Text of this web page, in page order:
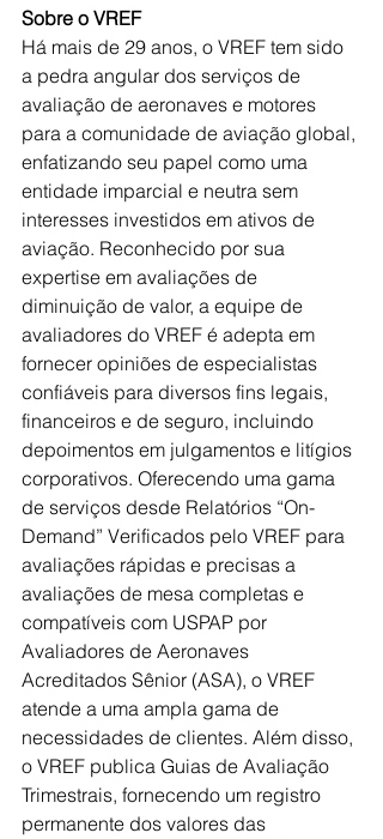
Sobre o VREF
Há mais de 29 anos, o VREF tem sido
a pedra angular dos serviços de
avaliação de aeronaves e motores
para a comunidade de aviação global,
enfatizando seu papel como uma
entidade imparcial e neutra sem
interesses investidos em ativos de
aviação. Reconhecido por sua
expertise em avaliações de
diminuição de valor, a equipe de
avaliadores do VREF é adepta em
fornecer opiniões de especialistas
confiáveis para diversos fins legais,
financeiros e de seguro, incluindo
depoimentos em julgamentos e litígios
corporativos. Oferecendo uma gama
de serviços desde Relatórios “On-
Demand” Verificados pelo VREF para
avaliações rápidas e precisas a
avaliações de mesa completas e
compatíveis com USPAP por
Avaliadores de Aeronaves
Acreditados Sênior (ASA), o VREF
atende a uma ampla gama de
necessidades de clientes. Além disso,
o VREF publica Guias de Avaliação
Trimestrais, fornecendo um registro
permanente dos valores das